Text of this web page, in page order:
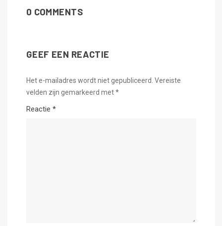
0 COMMENTS
GEEF EEN REACTIE
Het e-mailadres wordt niet gepubliceerd. Vereiste
velden zijn gemarkeerd met*
Reactie *